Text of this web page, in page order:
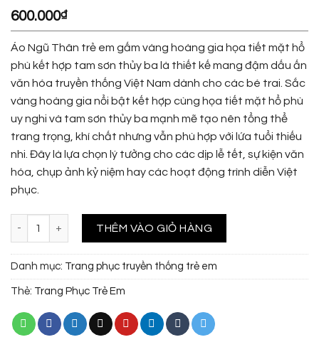
600.000₫
Áo Ngũ Thân trẻ em gấm vàng hoàng gia họa tiết mặt hổ
phù kết hợp tam sơn thủy ba là thiết kế mang đậm dấu ấn
văn hóa truyền thống Việt Nam dành cho các bé trai. Sắc
vàng hoàng gia nổi bật kết hợp cùng họa tiết mặt hổ phù
uy nghi và tam sơn thủy ba mạnh mẽ tạo nên tổng thể
trang trọng, khí chất nhưng vẫn phù hợp với lứa tuổi thiếu
nhi. Đây là lựa chọn lý tưởng cho các dịp lễ tết, sự kiện văn
hóa, chụp ảnh kỷ niệm hay các hoạt động trình diễn Việt
phục.
Áo Ngũ Thân trẻ em gấm vàng hoàng gia họa tiết mặt hổ phù kết
THÊM VÀO GIỎ HÀNG
Danh mục: Trang phục truyền thống trẻ em
Thẻ: Trang Phục Trẻ Em